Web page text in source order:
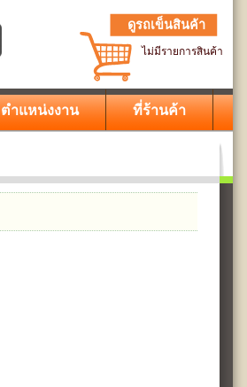
ดูรถเข็นสินค้า
ไม่มีรายการสินค้า
ตำแหน่งงาน ที่ร้านค้า